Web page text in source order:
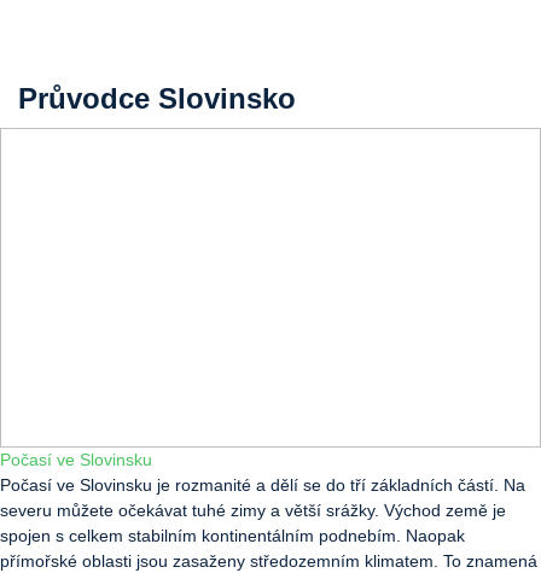
Průvodce Slovinsko
Počasí ve Slovinsku
Počasí ve Slovinsku je rozmanité a dělí se do tří základních částí. Na
severu můžete očekávat tuhé zimy a větší srážky. Východ země je
spojen s celkem stabilním kontinentálním podnebím. Naopak
přímořské oblasti jsou zasaženy středozemním klimatem. To znamená